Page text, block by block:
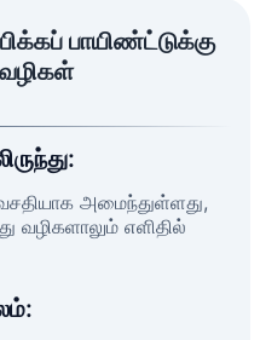
பாயிண்ட்டுக்கு
அமைந்துள்ளது,
வழிகளாலும் எளிதில்